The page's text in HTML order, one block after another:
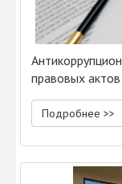
правовых актов
Подробнее >>